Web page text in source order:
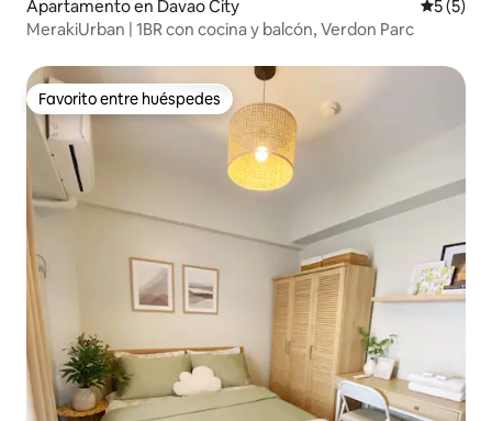
Apartamento en Davao City
5 (5)
MerakiUrban | 1BR con cocina y balcón, Verdon Parc
Favorito entre huéspedes
Favorito entre huéspedes